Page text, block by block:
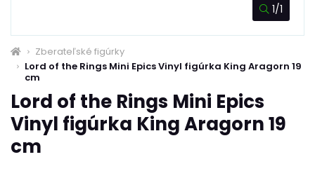
1/1
Zberateľské figúrky
Lord of the Rings Mini Epics Vinyl figúrka King Aragorn 19
cm
Lord of the Rings Mini Epics
Vinyl figúrka King Aragorn 19
cm